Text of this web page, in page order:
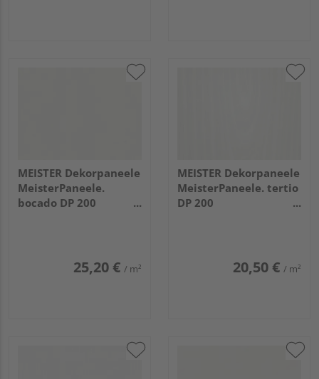
MEISTER Dekorpaneele
MeisterPaneele.
bocado DP 200
25,20 € / m²
MEISTER Dekorpaneele
MeisterPaneele. tertio
DP 200
20,50 € / m²